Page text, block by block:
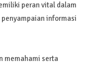
peran vital dalam
informasi
memahami serta